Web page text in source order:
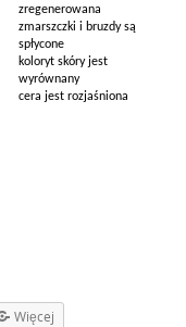
zregenerowana
zmarszczki i bruzdy są
spłycone
koloryt skóry jest
wyrównany
cera jest rozjaśniona
Więcej